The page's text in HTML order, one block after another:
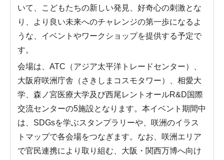
いて、こどもたちの新しい発見、好奇心の刺激とな
り、より良い未来へのチャレンジの第一歩になるよ
うな、イベントやワークショップを提供する予定で
す。
会場は、ATC（アジア太平洋トレードセンター）、
大阪府咲洲庁舎（さきしまコスモタワー）、相愛大
学、森ノ宮医療大学及び西尾レントオールR&D国際
交流センターの5施設となります。本イベント期間中
は、SDGsを学ぶスタンプラリーや、咲洲のイラス
トマップで各会場をつなぎます。なお、咲洲エリア
で官民連携により取り組む、大阪・関西万博へ向け